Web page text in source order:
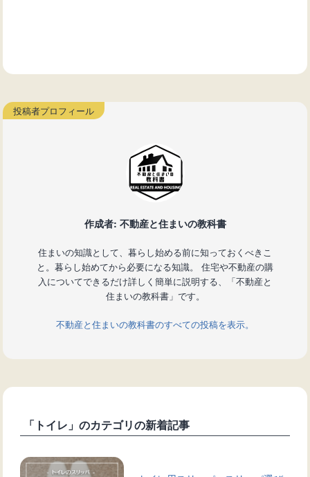
作成者: 不動産と住まいの教科書
住まいの知識として、暮らし始める前に知っておくべきこ
と。暮らし始めてから必要になる知識。 住宅や不動産の購
入についてできるだけ詳しく簡単に説明する、「不動産と
住まいの教科書」です。
不動産と住まいの教科書のすべての投稿を表示。
「トイレ」のカテゴリの新着記事